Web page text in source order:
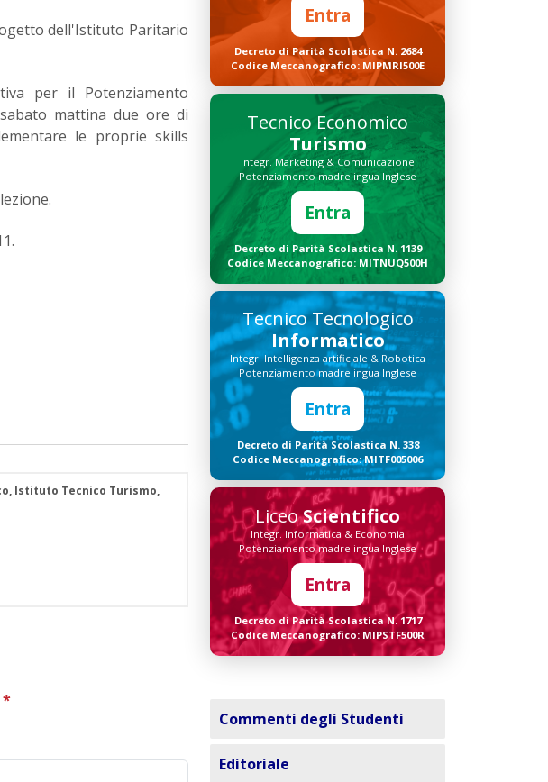
dell'Istituto Paritario
per il Potenziamento
mattina due ore di
le proprie skills
Istituto Tecnico Turismo,
*
Entra
Decreto di Parità Scolastica N. 2684
Codice Meccanografico: MIPMRI500E
Tecnico Economico
Turismo
Integr. Marketing & Comunicazione
Potenziamento madrelingua Inglese
Entra
Decreto di Parità Scolastica N. 1139
Codice Meccanografico: MITNUQ500H
Tecnico Tecnologico
Informatico
Integr. Intelligenza artificiale & Robotica
Potenziamento madrelingua Inglese
Entra
Decreto di Parità Scolastica N. 338
Codice Meccanografico: MITF005006
LiceoScientifico
Integr. Informatica & Economia
Potenziamento madrelingua Inglese
Entra
Decreto di Parità Scolastica N. 1717
Codice Meccanografico: MIPSTF500R
Commenti degli Studenti
Editoriale